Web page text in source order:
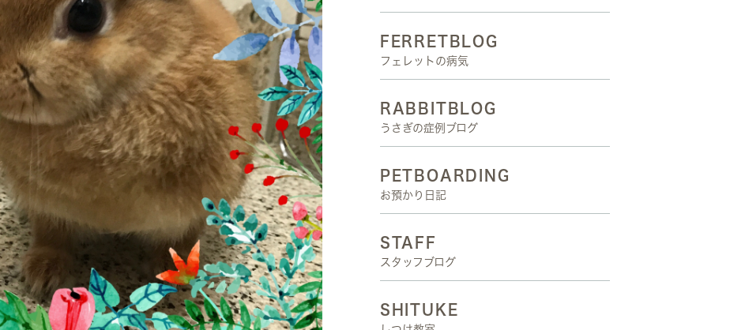
FERRETBLOG
フェレットの病気
RABBITBLOG
うさぎの症例ブログ
PETBOARDING
お預かり日記
STAFF
スタッフブログ
SHITUKE